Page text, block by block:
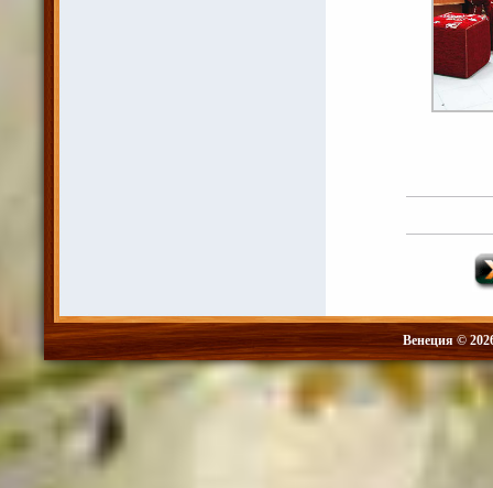
Венеция ©